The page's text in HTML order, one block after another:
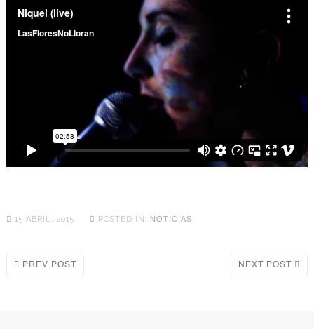
15 ABRIL, 2015 POSTED IN: NOTICIAS
PREV POST NEXT POST